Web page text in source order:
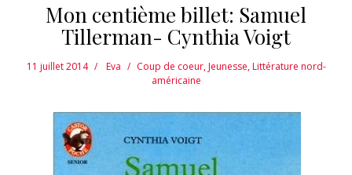
Mon centième billet: Samuel
Tillerman- Cynthia Voigt
11 juillet 2014 Eva Coup de coeur,Jeunesse,Littérature nord-
américaine